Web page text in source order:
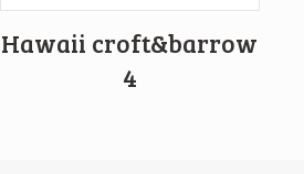
Hawaii croft&barrow
4